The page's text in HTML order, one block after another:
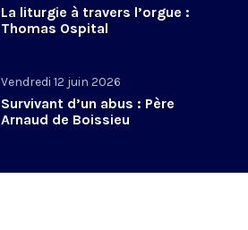
La liturgie à travers l’orgue :
Thomas Ospital
Vendredi 12 juin 2026
Survivant d’un abus : Père
Arnaud de Boissieu